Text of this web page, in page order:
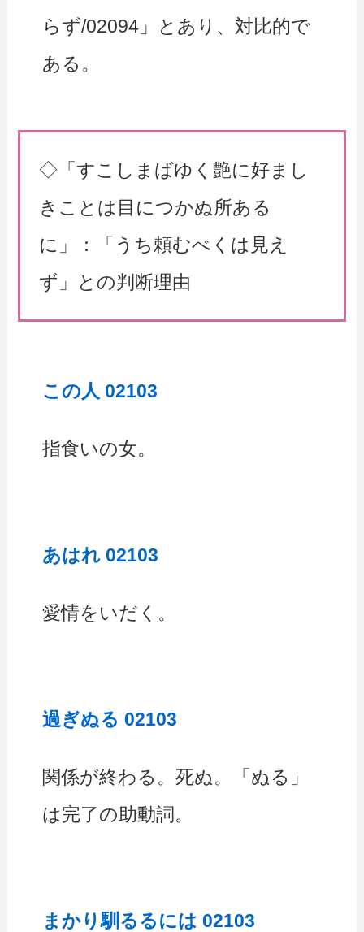
らず/02094」とあり、対比的で
ある。
◇「すこしまばゆく艶に好まし
きことは目につかぬ所ある
に」：「うち頼むべくは見え
ず」との判断理由
この人 02103
指食いの女。
あはれ 02103
愛情をいだく。
過ぎぬる 02103
関係が終わる。死ぬ。「ぬる」
は完了の助動詞。
まかり馴るるには 02103